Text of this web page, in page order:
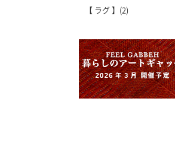
【 ラグ 】(2)